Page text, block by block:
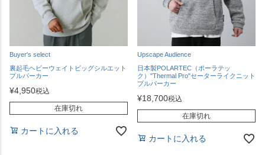
Buyer's select
裏起毛ヘビーウェイトビッグシルエット
プルパーカー
¥4,950税込
在庫切れ
カートに入れる
Upscape Audience
日本製POLARTEC（ポーラテッ
ク）"Thermal Pro"セーターライクニット
プルパーカー
¥18,700税込
在庫切れ
カートに入れる